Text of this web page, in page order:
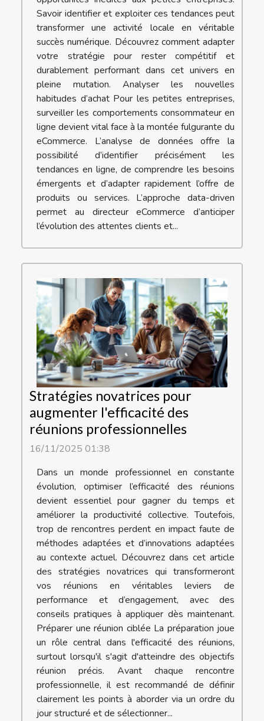
Savoir identifier et exploiter ces tendances peut
transformer une activité locale en véritable
succès numérique. Découvrez comment adapter
votre stratégie pour rester compétitif et
durablement performant dans cet univers en
pleine mutation. Analyser les nouvelles
habitudes d’achat Pour les petites entreprises,
surveiller les comportements consommateur en
ligne devient vital face à la montée fulgurante du
eCommerce. L’analyse de données offre la
possibilité d’identifier précisément les
tendances en ligne, de comprendre les besoins
émergents et d’adapter rapidement l’offre de
produits ou services. L’approche data-driven
permet au directeur eCommerce d’anticiper
l’évolution des attentes clients et...
Stratégies novatrices pour
augmenter l'efficacité des
réunions professionnelles
16/11/2025 01:38
Dans un monde professionnel en constante
évolution, optimiser l’efficacité des réunions
devient essentiel pour gagner du temps et
améliorer la productivité collective. Toutefois,
trop de rencontres perdent en impact faute de
méthodes adaptées et d’innovations adaptées
au contexte actuel. Découvrez dans cet article
des stratégies novatrices qui transformeront
vos réunions en véritables leviers de
performance et d’engagement, avec des
conseils pratiques à appliquer dès maintenant.
Préparer une réunion ciblée La préparation joue
un rôle central dans l'efficacité des réunions,
surtout lorsqu'il s'agit d'atteindre des objectifs
réunion précis. Avant chaque rencontre
professionnelle, il est recommandé de définir
clairement les points à aborder via un ordre du
jour structuré et de sélectionner...